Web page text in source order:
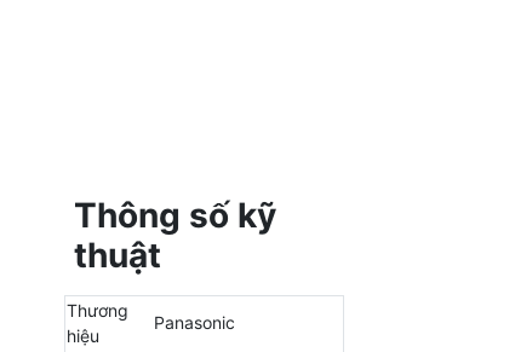
Thông số kỹ
thuật
Thương
hiệu
Panasonic